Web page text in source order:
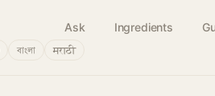
Ask Ingredients
বাংলা मराठी